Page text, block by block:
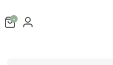
0